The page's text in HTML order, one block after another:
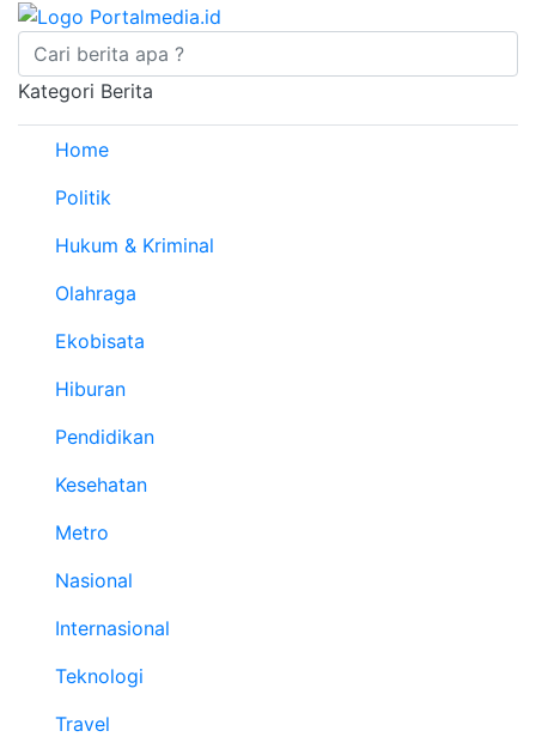
Kategori Berita
Home
Politik
Hukum & Kriminal
Olahraga
Ekobisata
Hiburan
Pendidikan
Kesehatan
Metro
Nasional
Internasional
Teknologi
Travel